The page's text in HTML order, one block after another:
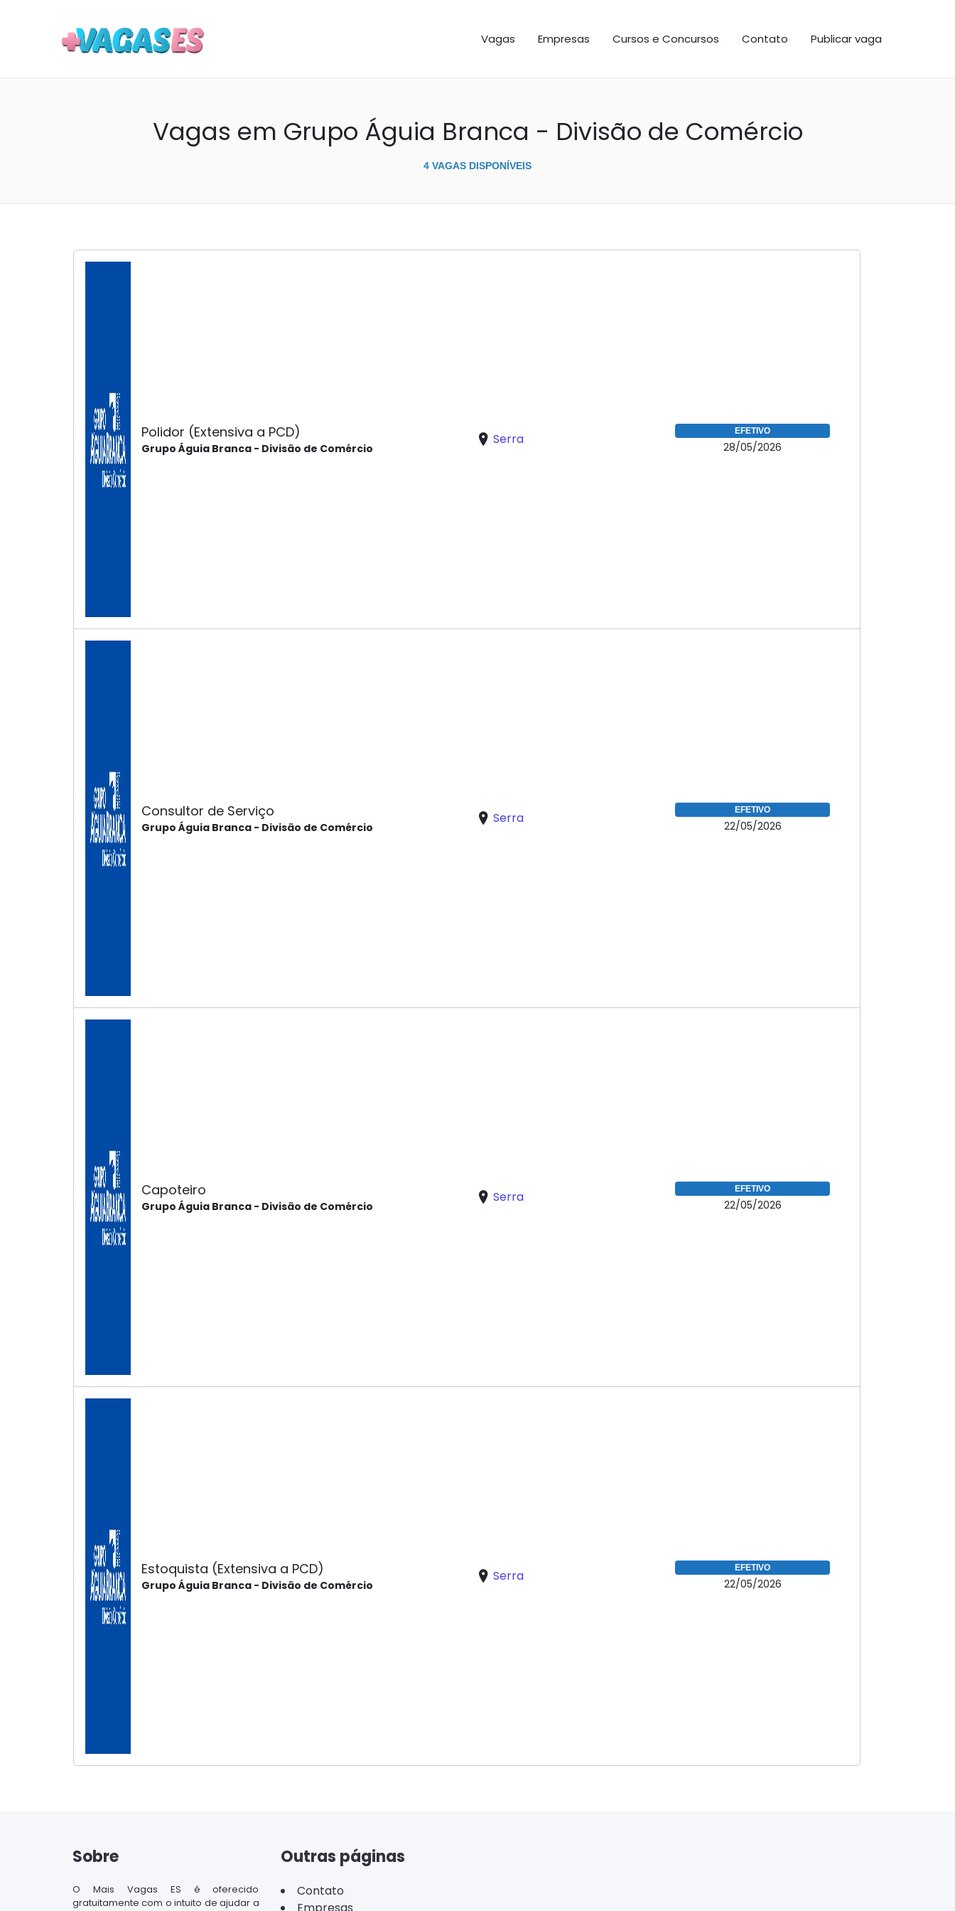
Vagas Empresas Cursos e Concursos Contato Publicar vaga
Vagas em Grupo Águia Branca - Divisão de Comércio
4 VAGAS DISPONÍVEIS
Polidor (Extensiva a PCD)
Grupo Águia Branca - Divisão de Comércio
Serra EFETIVO
28/05/2026
Consultor de Serviço
Grupo Águia Branca - Divisão de Comércio
Serra EFETIVO
22/05/2026
Capoteiro
Grupo Águia Branca - Divisão de Comércio
Serra EFETIVO
22/05/2026
Estoquista (Extensiva a PCD)
Grupo Águia Branca - Divisão de Comércio
Serra EFETIVO
22/05/2026
Sobre
O Mais Vagas ES é oferecido
gratuitamente com o intuito de ajudar a
Outras páginas
Contato